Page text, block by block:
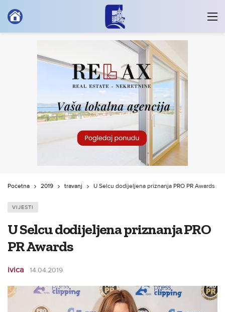
Početna 2019 travanj U Selcu dodijeljena priznanja PRO PR Awards
VIJESTI
U Selcu dodijeljena priznanja PRO
PR Awards
ivica 14.04.2019